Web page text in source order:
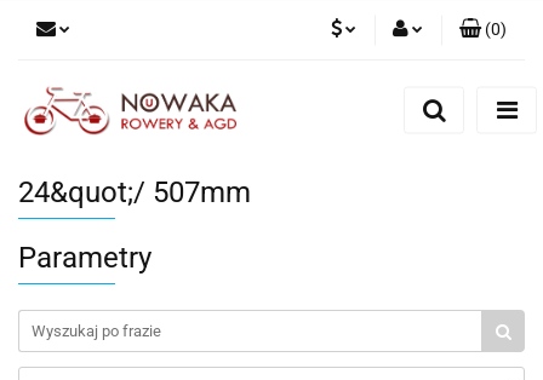
(0)
24&quot;/ 507mm
Parametry